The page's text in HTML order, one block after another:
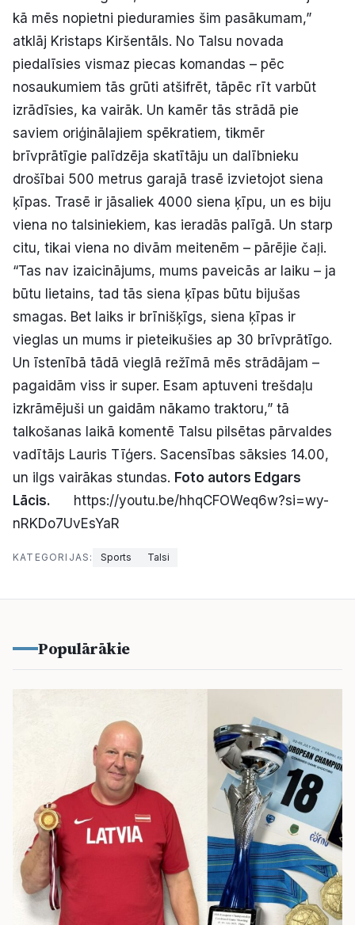
kā mēs nopietni pieduramies šim pasākumam,”
atklāj Kristaps Kiršentāls. No Talsu novada
piedalīsies vismaz piecas komandas – pēc
nosaukumiem tās grūti atšifrēt, tāpēc rīt varbūt
izrādīsies, ka vairāk. Un kamēr tās strādā pie
saviem oriģinālajiem spēkratiem, tikmēr
brīvprātīgie palīdzēja skatītāju un dalībnieku
drošībai 500 metrus garajā trasē izvietojot siena
ķīpas. Trasē ir jāsaliek 4000 siena ķīpu, un es biju
viena no talsiniekiem, kas ieradās palīgā. Un starp
citu, tikai viena no divām meitenēm – pārējie čaļi.
“Tas nav izaicinājums, mums paveicās ar laiku – ja
būtu lietains, tad tās siena ķīpas būtu bijušas
smagas. Bet laiks ir brīnišķīgs, siena ķīpas ir
vieglas un mums ir pieteikušies ap 30 brīvprātīgo.
Un īstenībā tādā vieglā režīmā mēs strādājam –
pagaidām viss ir super. Esam aptuveni trešdaļu
izkrāmējuši un gaidām nākamo traktoru,” tā
talkošanas laikā komentē Talsu pilsētas pārvaldes
vadītājs Lauris Tīģers. Sacensības sāksies 14.00,
un ilgs vairākas stundas. Foto autors Edgars
Lācis.
https://youtu.be/hhqCFOWeq6w?si=wy-
nRKDo7UvEsYaR
KATEGORIJAS: Sports Talsi
Populārākie